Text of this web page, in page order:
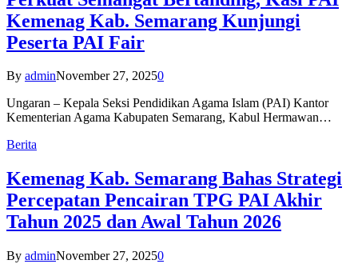
Kemenag Kab. Semarang Kunjungi
Peserta PAI Fair
By adminNovember 27, 20250
Ungaran – Kepala Seksi Pendidikan Agama Islam (PAI) Kantor
Kementerian Agama Kabupaten Semarang, Kabul Hermawan…
Berita
Kemenag Kab. Semarang Bahas Strategi
Percepatan Pencairan TPG PAI Akhir
Tahun 2025 dan Awal Tahun 2026
By adminNovember 27, 20250